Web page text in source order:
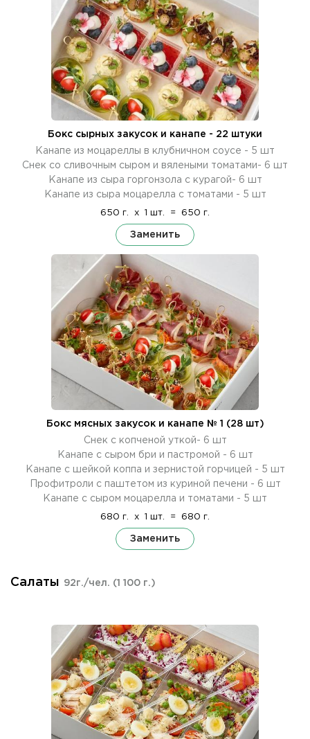
Бокс сырных закусок и канапе - 22 штуки
Канапе из моцареллы в клубничном соусе - 5 шт
Снек со сливочным сыром и вялеными томатами- 6 шт
Канапе из сыра горгонзола с курагой- 6 шт
Канапе из сыра моцарелла с томатами - 5 шт
650 г. x 1 шт. = 650 г.
Заменить
Бокс мясных закусок и канапе № 1 (28 шт)
Снек с копченой уткой- 6 шт
Канапе с сыром бри и пастромой - 6 шт
Канапе с шейкой коппа и зернистой горчицей - 5 шт
Профитроли с паштетом из куриной печени - 6 шт
Канапе с сыром моцарелла и томатами - 5 шт
680 г. x 1 шт. = 680 г.
Заменить
Салаты 92г./чел. (1 100 г.)